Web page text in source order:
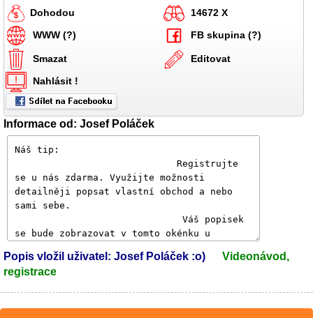
Dohodou
14672 X
WWW (?)
FB skupina (?)
Smazat
Editovat
Nahlásit !
Informace od: Josef Poláček
Popis vložil uživatel: Josef Poláček :o)
Videonávod,
registrace